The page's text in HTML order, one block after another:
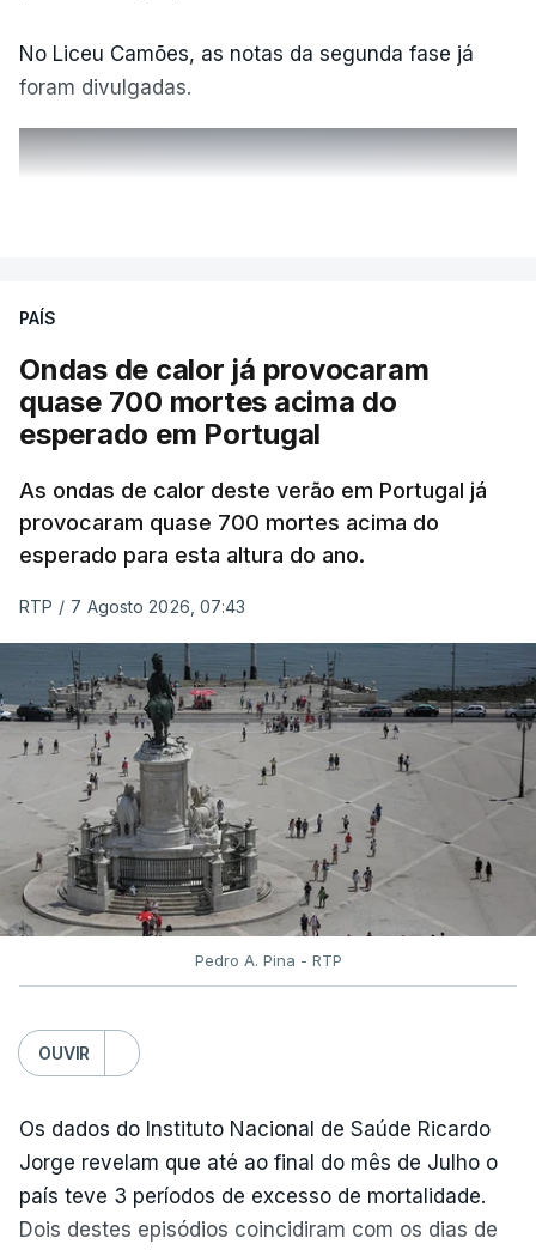
No Liceu Camões, as notas da segunda fase já
foram divulgadas.
Também em Coimbra, na escola secundária de
Avelar Brotero foram afixados à hora prevista os
resultados.
devem sair durante a tarde.
A primeira fase de acesso ao ensino superior
terminou na quinta-feira. Mas o Governo decidiu
dar mais três dias aos cerca de 20 mil alunos que
pediram a revisão das provas.
PAÍS
Ondas de calor já provocaram
quase 700 mortes acima do
esperado em Portugal
As ondas de calor deste verão em Portugal já
provocaram quase 700 mortes acima do
esperado para esta altura do ano.
RTP / 7 Agosto 2026, 07:43
Pedro A. Pina - RTP
OUVIR
Os dados do Instituto Nacional de Saúde Ricardo
Jorge revelam que até ao final do mês de Julho o
país teve 3 períodos de excesso de mortalidade.
Dois destes episódios coincidiram com os dias de